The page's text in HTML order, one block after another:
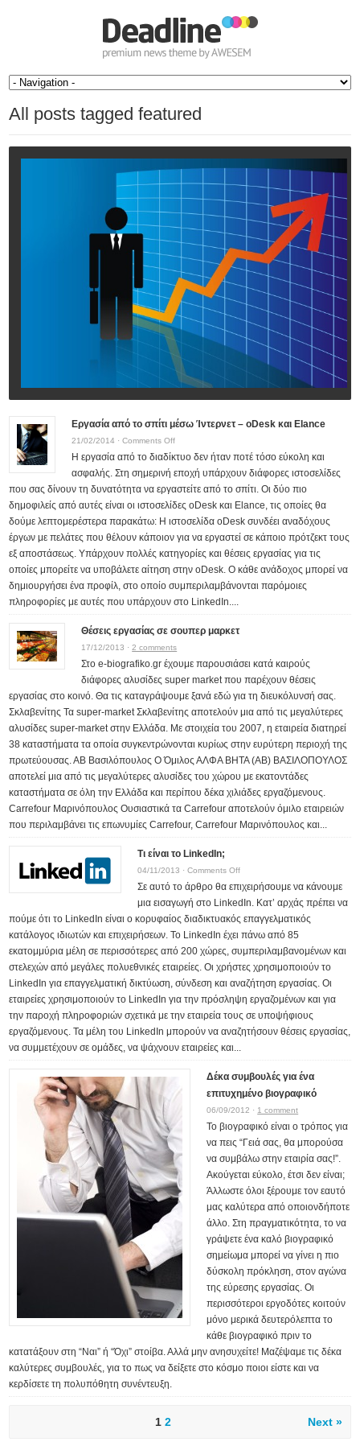
All posts tagged featured
Εργασία από το σπίτι μέσω Ίντερνετ – oDesk και Elance
21/02/2014 ·Comments Offon
Εργασία
από
το
σπίτι
μέσω
Ίντερνετ
–
oDesk
και
Elance
Η εργασία από το διαδίκτυο δεν ήταν ποτέ τόσο εύκολη και
ασφαλής. Στη σημερινή εποχή υπάρχουν διάφορες ιστοσελίδες
που σας δίνουν τη δυνατότητα να εργαστείτε από το σπίτι. Οι δύο πιο
δημοφιλείς από αυτές είναι οι ιστοσελίδες oDesk και Elance, τις οποίες θα
δούμε λεπτομερέστερα παρακάτω: Η ιστοσελίδα oDesk συνδέει αναδόχους
έργων με πελάτες που θέλουν κάποιον για να εργαστεί σε κάποιο πρότζεκτ τους
εξ αποστάσεως. Υπάρχουν πολλές κατηγορίες και θέσεις εργασίας για τις
οποίες μπορείτε να υποβάλετε αίτηση στην oDesk. Ο κάθε ανάδοχος μπορεί να
δημιουργήσει ένα προφίλ, στο οποίο συμπεριλαμβάνονται παρόμοιες
πληροφορίες με αυτές που υπάρχουν στο LinkedIn....
Θέσεις εργασίας σε σουπερ μαρκετ
17/12/2013 ·2 comments
Στο e-biografiko.gr έχουμε παρουσιάσει κατά καιρούς
διάφορες αλυσίδες super market που παρέχουν θέσεις
εργασίας στο κοινό. Θα τις καταγράψουμε ξανά εδώ για τη διευκόλυνσή σας.
Σκλαβενίτης Τα super-market Σκλαβενίτης αποτελούν μια από τις μεγαλύτερες
αλυσίδες super-market στην Ελλάδα. Με στοιχεία του 2007, η εταιρεία διατηρεί
38 καταστήματα τα οποία συγκεντρώνονται κυρίως στην ευρύτερη περιοχή της
πρωτεύουσας. ΑΒ Βασιλόπουλος Ο Όμιλος ΑΛΦΑ ΒΗΤΑ (ΑΒ) ΒΑΣΙΛΟΠΟΥΛΟΣ
αποτελεί μια από τις μεγαλύτερες αλυσίδες του χώρου με εκατοντάδες
καταστήματα σε όλη την Ελλάδα και περίπου δέκα χιλιάδες εργαζόμενους.
Carrefour Μαρινόπουλος Ουσιαστικά τα Carrefour αποτελούν όμιλο εταιρειών
που περιλαμβάνει τις επωνυμίες Carrefour, Carrefour Μαρινόπουλος και...
Τι είναι το LinkedIn;
04/11/2013 ·Comments Offon
Τι
είναι
το
LinkedIn;
Σε αυτό το άρθρο θα επιχειρήσουμε να κάνουμε
μια εισαγωγή στο LinkedIn. Κατ’ αρχάς πρέπει να
πούμε ότι το LinkedIn είναι ο κορυφαίος διαδικτυακός επαγγελματικός
κατάλογος ιδιωτών και επιχειρήσεων. Το LinkedIn έχει πάνω από 85
εκατομμύρια μέλη σε περισσότερες από 200 χώρες, συμπεριλαμβανομένων και
στελεχών από μεγάλες πολυεθνικές εταιρείες. Οι χρήστες χρησιμοποιούν το
LinkedIn για επαγγελματική δικτύωση, σύνδεση και αναζήτηση εργασίας. Οι
εταιρείες χρησιμοποιούν το LinkedIn για την πρόσληψη εργαζομένων και για
την παροχή πληροφοριών σχετικά με την εταιρεία τους σε υποψήφιους
εργαζόμενους. Τα μέλη του LinkedIn μπορούν να αναζητήσουν θέσεις εργασίας,
να συμμετέχουν σε ομάδες, να ψάχνουν εταιρείες και...
Δέκα συμβουλές για ένα
επιτυχημένο βιογραφικό
06/09/2012 · 1 comment
Το βιογραφικό είναι ο τρόπος για
να πεις “Γειά σας, θα μπορούσα
να συμβάλω στην εταιρία σας!”.
Ακούγεται εύκολο, έτσι δεν είναι;
Άλλωστε όλοι ξέρουμε τον εαυτό
μας καλύτερα από οποιονδήποτε
άλλο. Στη πραγματικότητα, το να
γράψετε ένα καλό βιογραφικό
σημείωμα μπορεί να γίνει η πιο
δύσκολη πρόκληση, στον αγώνα
της εύρεσης εργασίας. Οι
περισσότεροι εργοδότες κοιτούν
μόνο μερικά δευτερόλεπτα το
κάθε βιογραφικό πριν το
κατατάξουν στη “Ναι” ή “Όχι” στοίβα. Αλλά μην ανησυχείτε! Μαζέψαμε τις δέκα
καλύτερες συμβουλές, για το πως να δείξετε στο κόσμο ποιοι είστε και να
κερδίσετε τη πολυπόθητη συνέντευξη.
1 2 Next »